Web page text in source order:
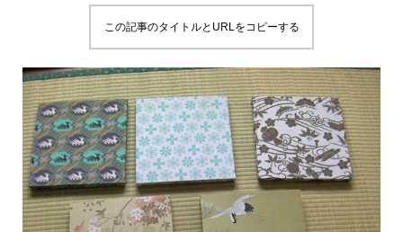
この記事のタイトルとURLをコピーする